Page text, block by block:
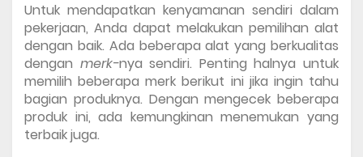
Untuk mendapatkan kenyamanan sendiri dalam
pekerjaan, Anda dapat melakukan pemilihan alat
dengan baik. Ada beberapa alat yang berkualitas
dengan merk-nya sendiri. Penting halnya untuk
memilih beberapa merk berikut ini jika ingin tahu
bagian produknya. Dengan mengecek beberapa
produk ini, ada kemungkinan menemukan yang
terbaik juga.